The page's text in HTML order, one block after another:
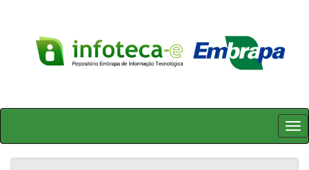
Skip